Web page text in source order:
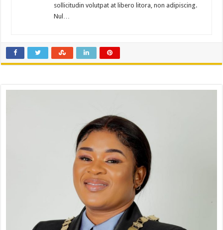
sollicitudin volutpat at libero litora, non adipiscing.
Nul…